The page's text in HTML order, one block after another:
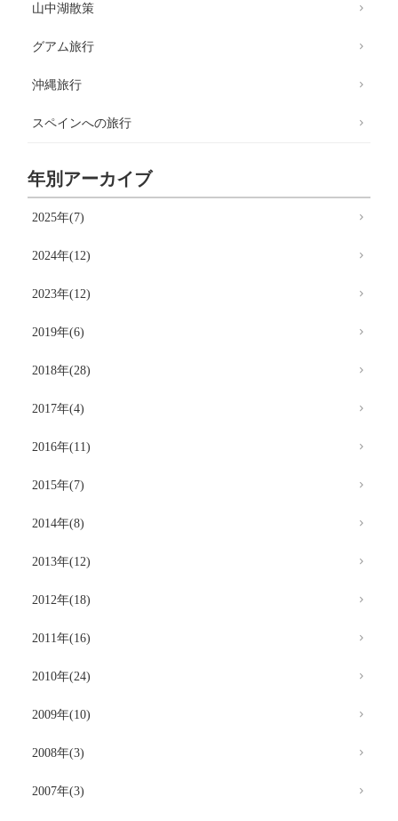
山中湖散策
グアム旅行
沖縄旅行
スペインへの旅行
年別アーカイブ
2025年(7)
2024年(12)
2023年(12)
2019年(6)
2018年(28)
2017年(4)
2016年(11)
2015年(7)
2014年(8)
2013年(12)
2012年(18)
2011年(16)
2010年(24)
2009年(10)
2008年(3)
2007年(3)